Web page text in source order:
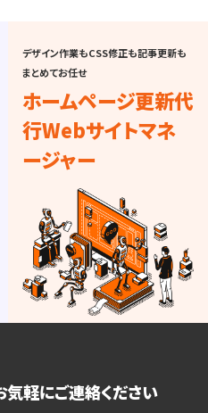
デザイン作業もCSS修正も記事更新も
まとめてお任せ
ホームページ更新代
行Webサイトマネ
ージャー
気軽にご連絡ください